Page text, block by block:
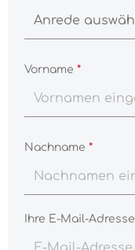
Vorname *
Nachname *
Ihre E-Mail-Adresse